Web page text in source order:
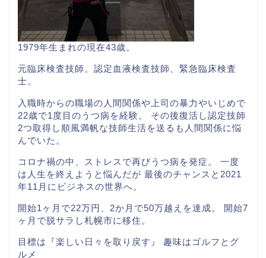
1979年生まれの現在43歳。
元臨床検査技師。認定血液検査技師、緊急臨床検査
士。
入職時からの職場の人間関係や上司の暴力やいじめで
22歳で1度目のうつ病を経験。 その後復活し認定技師
2つ取得し順風満帆な技師生活を送るも人間関係に悩
んでいた。
コロナ禍の中、ストレスで再びうつ病を発症。 一度
は人生を終えようと悩んだが 最後のチャンスと2021
年11月にビジネスの世界へ。
開始1ヶ月で22万円、2か月で50万越えを達成。 開始7
ヶ月で脱サラし札幌市に移住。
目標は『楽しい日々を取り戻す』 趣味はゴルフとグ
ルメ